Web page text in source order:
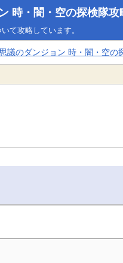
時・闇・空の探検隊
て攻略しています。
議のダンジョン 時・闇・空の